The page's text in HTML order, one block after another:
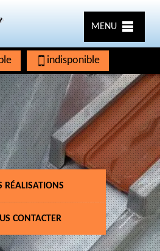
MENU
indisponible
RÉALISATIONS
CONTACTER